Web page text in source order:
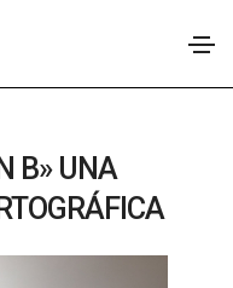
B» UNA